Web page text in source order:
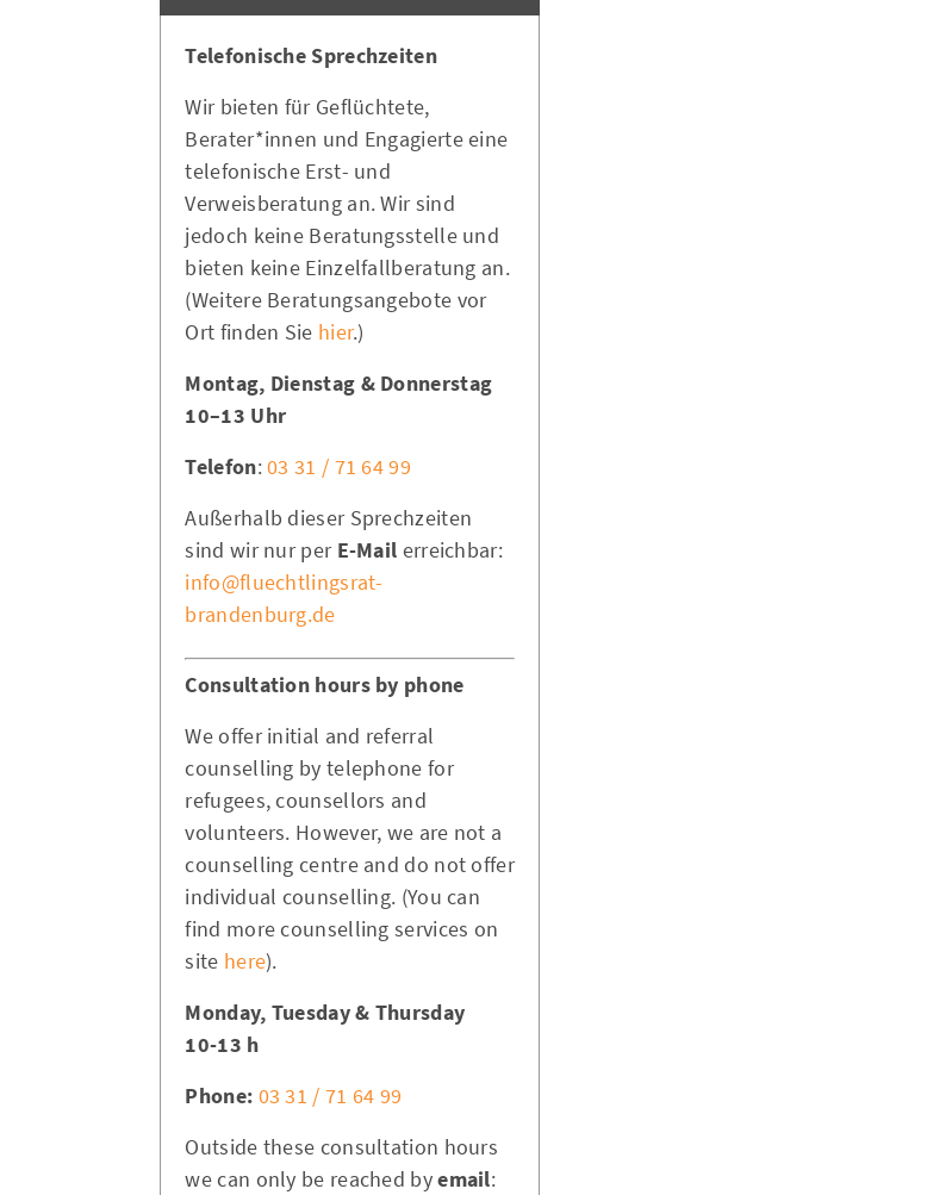
Telefonische Sprechzeiten
Wir bieten für Geflüchtete,
Berater*innen und Engagierte eine
telefonische Erst- und
Verweisberatung an. Wir sind
jedoch keine Beratungsstelle und
bieten keine Einzelfallberatung an.
(Weitere Beratungsangebote vor
Ort finden Sie hier.)
Montag, Dienstag & Donnerstag
10–13 Uhr
Telefon:03 31 / 71 64 99
Außerhalb dieser Sprechzeiten
sind wir nur per E-Mail erreichbar:
info@fluechtlingsrat-
brandenburg.de
Consultation hours by phone
We offer initial and referral
counselling by telephone for
refugees, counsellors and
volunteers. However, we are not a
counselling centre and do not offer
individual counselling. (You can
find more counselling services on
site here).
Monday, Tuesday & Thursday
10-13 h
Phone: 03 31 / 71 64 99
Outside these consultation hours
we can only be reached byemail: